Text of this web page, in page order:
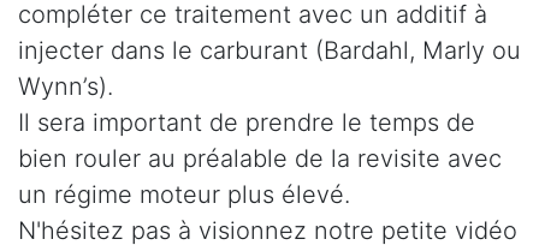
compléter ce traitement avec un additif à
injecter dans le carburant (Bardahl, Marly ou
Wynn’s).
Il sera important de prendre le temps de
bien rouler au préalable de la revisite avec
un régime moteur plus élevé.
N'hésitez pas à visionnez notre petite vidéo